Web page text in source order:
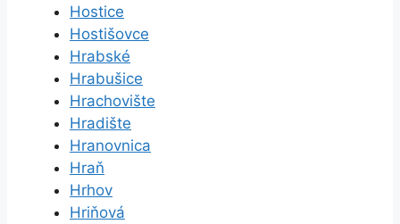
Hostice
Hostišovce
Hrabské
Hrabušice
Hrachovište
Hradište
Hranovnica
Hraň
Hrhov
Hriňová